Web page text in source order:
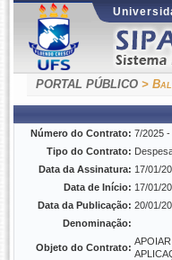
PORTAL PÚBLICO >
Número do Contrato: 7/2025
Tipo do Contrato:
Data da Assinatura: 17/01/
Data de Início: 17/01/
Data da Publicação: 20/01/
Denominação:
Objeto do Contrato: